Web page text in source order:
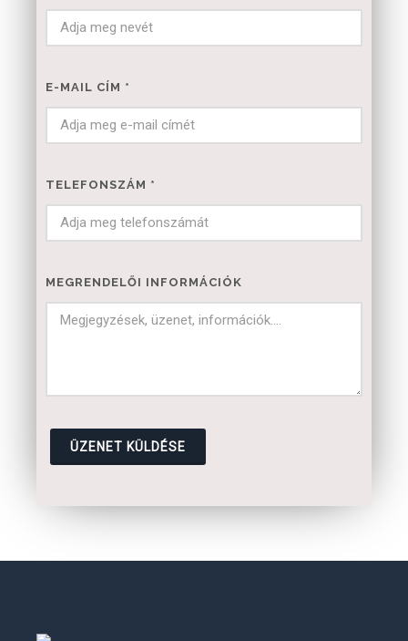
E-MAIL CÍM *
TELEFONSZÁM *
MEGRENDELŐI INFORMÁCIÓK
ÜZENET KÜLDÉSE